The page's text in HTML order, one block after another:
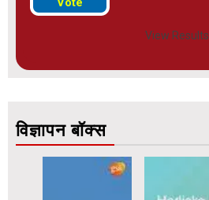
View Results
विज्ञापन बॉक्स